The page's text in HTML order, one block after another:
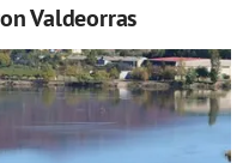
Valdeorras